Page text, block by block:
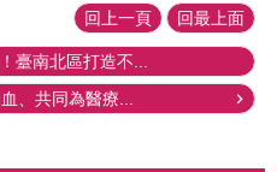
回上一頁 回最上面
臺南北區打造不...
、共同為醫療...